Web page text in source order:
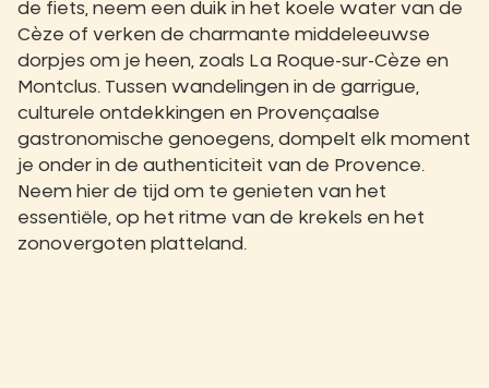
de fiets, neem een duik in het koele water van de
Cèze of verken de charmante middeleeuwse
dorpjes om je heen, zoals La Roque-sur-Cèze en
Montclus. Tussen wandelingen in de garrigue,
culturele ontdekkingen en Provençaalse
gastronomische genoegens, dompelt elk moment
je onder in de authenticiteit van de Provence.
Neem hier de tijd om te genieten van het
essentiële, op het ritme van de krekels en het
zonovergoten platteland.